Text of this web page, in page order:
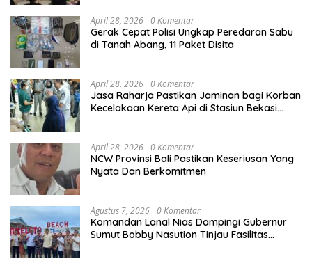
April 28, 2026 0 Komentar
Gerak Cepat Polisi Ungkap Peredaran Sabu
di Tanah Abang, 11 Paket Disita
April 28, 2026 0 Komentar
Jasa Raharja Pastikan Jaminan bagi Korban
Kecelakaan Kereta Api di Stasiun Bekasi
April 28, 2026 0 Komentar
NCW Provinsi Bali Pastikan Keseriusan Yang
Nyata Dan Berkomitmen
Agustus 7, 2026 0 Komentar
Komandan Lanal Nias Dampingi Gubernur
Sumut Bobby Nasution Tinjau Fasilitas